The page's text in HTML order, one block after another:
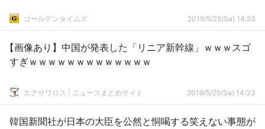
ゴールデンタイムズ 2019/5/25(Sa) 14:35
【画像あり】中国が発表した「リニア新幹線」ｗｗｗスゴ
すぎｗｗｗｗｗｗｗｗｗｗｗｗｗ
エクサワロス | ニュースまとめサイト 2019/5/25(Sa) 14:33
韓国新聞社が日本の大臣を公然と恫喝する笑えない事態が